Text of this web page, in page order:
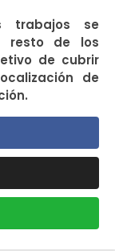
trabajos se
resto de los
de cubrir
de